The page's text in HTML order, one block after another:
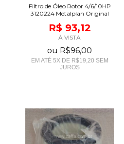
Filtro de Óleo Rotor 4/6/10HP
3120224 Metalplan Original
R$ 93,12
À VISTA
ou R$96,00
EM ATÉ 5X DE R$19,20 SEM
JUROS